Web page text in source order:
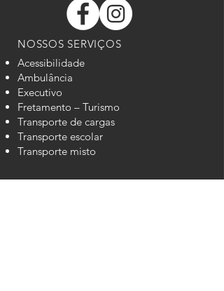
NOSSOS SERVIÇOS
Acessibilidade
Ambulância
Executivo
Fretamento – Turismo
Transporte de cargas
Transporte escolar
Transporte misto